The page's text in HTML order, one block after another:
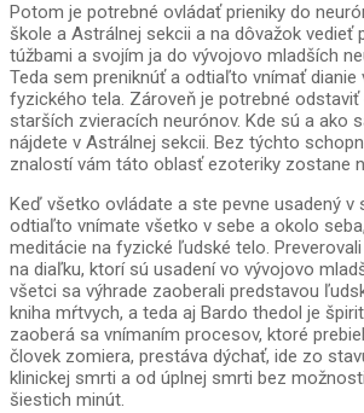
Potom je potrebné ovládať prieniky do
škole a Astrálnej sekcii a na dôvažok vedieť
túžbami a svojím ja do vývojovo mladších
Teda sem preniknúť a odtiaľto vnímať dianie
fyzického tela. Zároveň je potrebné
starších zvieracích neurónov. Kde sú a ako
nájdete v Astrálnej sekcii. Bez týchto
znalostí vám táto oblasť ezoteriky zostane
Keď všetko ovládate a ste pevne usadený
odtiaľto vnímate všetko v sebe a okolo
meditácie na fyzické ľudské telo.
na diaľku, ktorí sú usadení vo vývojovo
všetci sa výhrade zaoberali predstavou
kniha mŕtvych, a teda aj Bardo thedol je
zaoberá sa vnímaním procesov, ktoré
človek zomiera, prestáva dýchať, ide zo
klinickej smrti a od úplnej smrti bez
šiestich minút.